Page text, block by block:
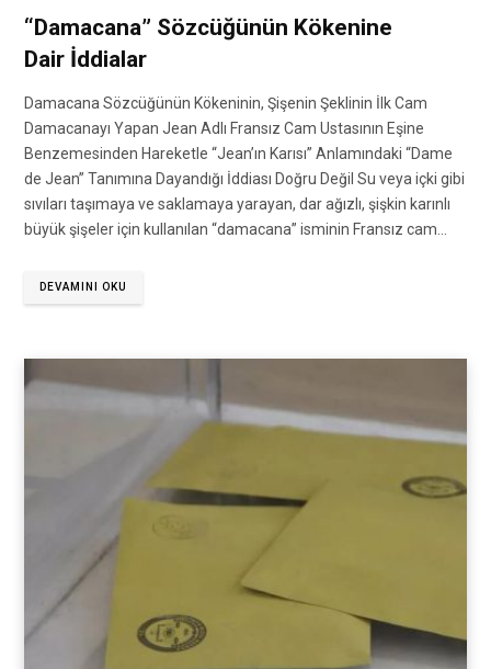
“Damacana” Sözcüğünün Kökenine
Dair İddialar
Damacana Sözcüğünün Kökeninin, Şişenin Şeklinin İlk Cam
Damacanayı Yapan Jean Adlı Fransız Cam Ustasının Eşine
Benzemesinden Hareketle “Jean’ın Karısı” Anlamındaki “Dame
de Jean” Tanımına Dayandığı İddiası Doğru Değil Su veya içki gibi
sıvıları taşımaya ve saklamaya yarayan, dar ağızlı, şişkin karınlı
büyük şişeler için kullanılan “damacana” isminin Fransız cam…
DEVAMINI OKU